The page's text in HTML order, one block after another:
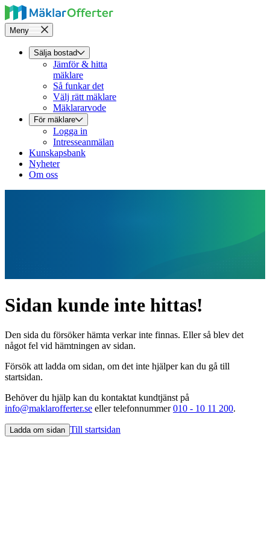
Meny
Sälja bostad
Jämför & hitta
mäklare
Så funkar det
Välj rätt mäklare
Mäklararvode
För mäklare
Logga in
Intresseanmälan
Kunskapsbank
Nyheter
Om oss
Sidan kunde inte hittas!
Den sida du försöker hämta verkar inte finnas. Eller så blev det
något fel vid hämtningen av sidan.
Försök att ladda om sidan, om det inte hjälper kan du gå till
startsidan.
Behöver du hjälp kan du kontaktat kundtjänst på
info@maklarofferter.se eller telefonnummer010 - 10 11 200.
Ladda om sidan Till startsidan